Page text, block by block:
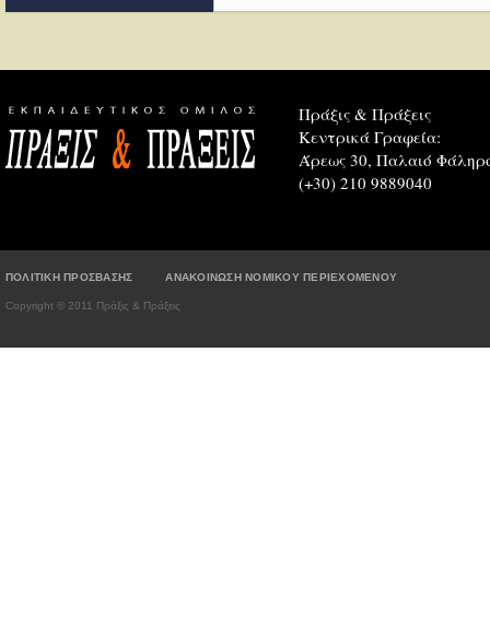
Πράξις & Πράξεις
Κεντρικά Γραφεία:
Άρεως 30, Παλαιό
(+30) 210 9889040
ΠΟΛΙΤΙΚΗ ΠΡΟΣΒΑΣΗΣ ΑΝΑΚΟΙΝΩΣΗ ΝΟΜΙΚΟΥ ΠΕΡΙΕΧΟΜΕΝΟΥ
Copyright © 2011 Πράξις & Πράξεις